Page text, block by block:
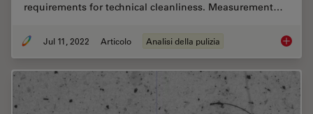
requirements for technical cleanliness. Measurement…
Jul 11, 2022 Articolo Analisi della pulizia